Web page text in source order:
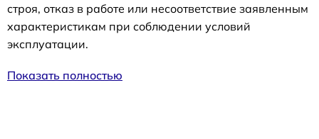
строя, отказ в работе или несоответствие заявленным
характеристикам при соблюдении условий
эксплуатации.
Показать полностью